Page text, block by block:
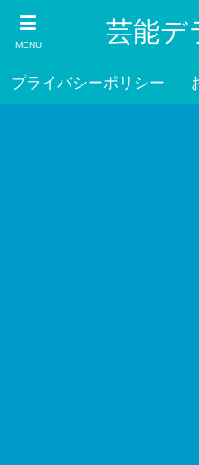
MENU 芸能デ
プライバシーポリシー